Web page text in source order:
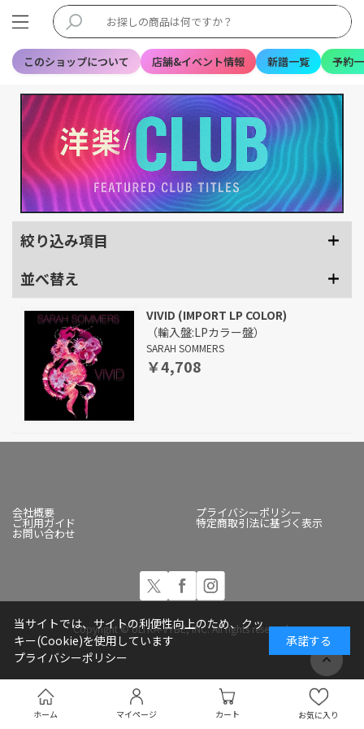
このショップについて 店舗&イベント情報 新譜一覧 予約
ホーム マイページ カート お気に入り
絞り込み項目
並べ替え
VIVID (IMPORT LP COLOR)
（輸入盤:LPカラー盤）
SARAH SOMMERS
￥4,708
会社概要 プライバシーポリシー
ご利用ガイド 特定商取引法に基づく表示
お問い合わせ
Copyright © ULTRA-VYBE, INC. All rights reserved.
当サイトでは、サイトの利便性向上のため、クッ
キー(Cookie)を使用しています
プライバシーポリシー
承諾する